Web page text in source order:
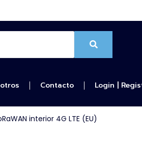
Contacto Login |
interior 4G LTE (EU)